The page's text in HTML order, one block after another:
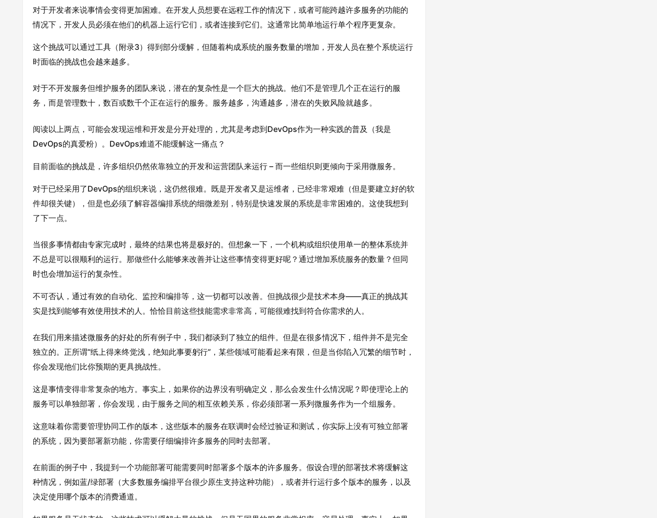
对于开发者来说事情会变得更加困难。在开发人员想要在远程工作的情况下，或者可能跨越许多服务的功能的
情况下，开发人员必须在他们的机器上运行它们，或者连接到它们。这通常比简单地运行单个程序更复杂。
这个挑战可以通过工具（附录3）得到部分缓解，但随着构成系统的服务数量的增加，开发人员在整个系统运行
时面临的挑战也会越来越多。
对于不开发服务但维护服务的团队来说，潜在的复杂性是一个巨大的挑战。他们不是管理几个正在运行的服
务，而是管理数十，数百或数千个正在运行的服务。服务越多，沟通越多，潜在的失败风险就越多。
阅读以上两点，可能会发现运维和开发是分开处理的，尤其是考虑到DevOps作为一种实践的普及（我是
DevOps的真爱粉）。DevOps难道不能缓解这一痛点？
目前面临的挑战是，许多组织仍然依靠独立的开发和运营团队来运行 – 而一些组织则更倾向于采用微服务。
对于已经采用了DevOps的组织来说，这仍然很难。既是开发者又是运维者，已经非常艰难（但是要建立好的软
件却很关键），但是也必须了解容器编排系统的细微差别，特别是快速发展的系统是非常困难的。这使我想到
了下一点。
当很多事情都由专家完成时，最终的结果也将是极好的。但想象一下，一个机构或组织使用单一的整体系统并
不总是可以很顺利的运行。那做些什么能够来改善并让这些事情变得更好呢？通过增加系统服务的数量？但同
时也会增加运行的复杂性。
不可否认，通过有效的自动化、监控和编排等，这一切都可以改善。但挑战很少是技术本身——真正的挑战其
实是找到能够有效使用技术的人。恰恰目前这些技能需求非常高，可能很难找到符合你需求的人。
在我们用来描述微服务的好处的所有例子中，我们都谈到了独立的组件。但是在很多情况下，组件并不是完全
独立的。正所谓“纸上得来终觉浅，绝知此事要躬行”，某些领域可能看起来有限，但是当你陷入冗繁的细节时，
你会发现他们比你预期的更具挑战性。
这是事情变得非常复杂的地方。事实上，如果你的边界没有明确定义，那么会发生什么情况呢？即使理论上的
服务可以单独部署，你会发现，由于服务之间的相互依赖关系，你必须部署一系列微服务作为一个组服务。
这意味着你需要管理协同工作的版本，这些版本的服务在联调时会经过验证和测试，你实际上没有可独立部署
的系统，因为要部署新功能，你需要仔细编排许多服务的同时去部署。
在前面的例子中，我提到一个功能部署可能需要同时部署多个版本的许多服务。假设合理的部署技术将缓解这
种情况，例如蓝/绿部署（大多数服务编排平台很少原生支持这种功能），或者并行运行多个版本的服务，以及
决定使用哪个版本的消费通道。